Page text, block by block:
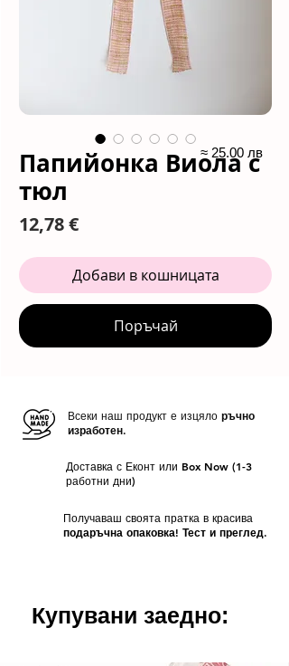
Папийонка Виола с
тюл
12,78 €Цена
Добави в кошницата
Поръчай
≈ 25.00 лв
Всеки наш продукт е изцяло ръчно
изработен.
Доставка с Еконт или Box Now (1-3
работни дни)
Получаваш своята пратка в красива
подаръчна опаковка! Тест и преглед.
Купувани заедно: